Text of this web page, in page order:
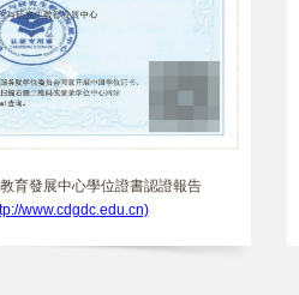
育發展中心學位證書認證報告
www.cdgdc.edu.cn)